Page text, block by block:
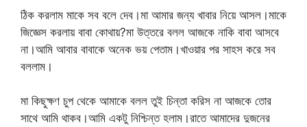
ঠিক করলাম মাকে সব বলে দেব।মা আমার জন্য খাবার নিয়ে আসল।মাকে
জিজ্ঞেস করলায় বাবা কোথায়?মা উত্তরে বলল আজকে নাকি বাবা আসবে
না।আমি আবার বাবাকে অনেক ভয় পেতাম।খাওয়ার পর সাহস করে সব
বললাম।
মা কিছুক্ষণ চুপ থেকে আমাকে বলল তুই চিন্তা করিস না আজকে তোর
সাথে আমি থাকব।আমি একটু নিশ্চিন্ত হলাম।রাতে আমাদের দুজনের